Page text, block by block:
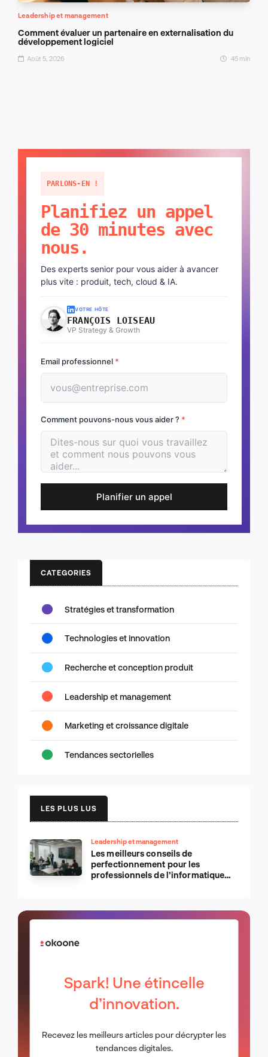
Leadership et management
Comment évaluer un partenaire en externalisation du
développement logiciel
Août 5, 2026 45 min
PARLONS-EN !
Planifiez un appel
de 30 minutes avec
nous.
Des experts senior pour vous aider à avancer
plus vite : produit, tech, cloud & IA.
VOTRE HÔTE
FRANÇOIS LOISEAU
VP Strategy & Growth
Email professionnel *
Comment pouvons-nous vous aider ? *
Planifier un appel
CATEGORIES
Stratégies et transformation
Technologies et innovation
Recherche et conception produit
Leadership et management
Marketing et croissance digitale
Tendances sectorielles
LES PLUS LUS
Leadership et management
Les meilleurs conseils de
perfectionnement pour les
professionnels de l’informatique
Spark! Une étincelle
d’innovation.
Recevez les meilleurs articles pour décrypter les
tendances digitales.